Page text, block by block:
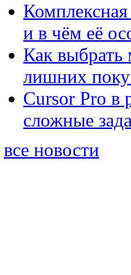
и в чём её
Как выбрать
лишних
Cursor Pro в
сложные
все новости